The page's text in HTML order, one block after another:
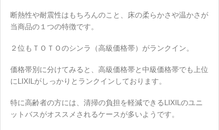
断熱性や耐震性はもちろんのこと、床の柔らかさや温かさが
当商品の１つの特徴です。
２位もＴＯＴＯのシンラ（高級価格帯）がランクイン。
価格帯別に分けてみると、高級価格帯と中級価格帯でも上位
にLIXILがしっかりとランクインしております。
特に高齢者の方には、清掃の負担を軽減できるLIXILのユニ
ットバスがオススメされるケースが多いようです。